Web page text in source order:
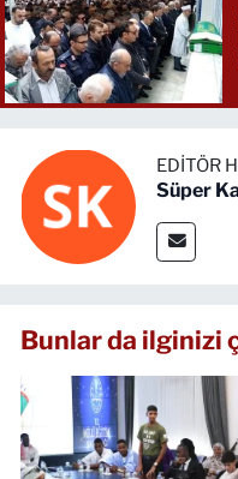
EDITÖR
Süper
Bunlar da ilginizi